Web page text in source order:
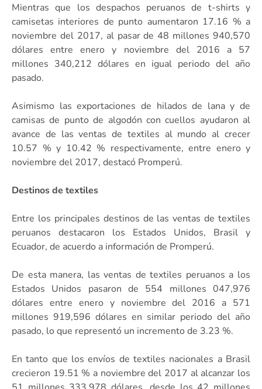
Mientras que los despachos peruanos de t-shirts y
camisetas interiores de punto aumentaron 17.16 % a
noviembre del 2017, al pasar de 48 millones 940,570
dólares entre enero y noviembre del 2016 a 57
millones 340,212 dólares en igual periodo del año
pasado.
Asimismo las exportaciones de hilados de lana y de
camisas de punto de algodón con cuellos ayudaron al
avance de las ventas de textiles al mundo al crecer
10.57 % y 10.42 % respectivamente, entre enero y
noviembre del 2017, destacó Promperú.
Destinos de textiles
Entre los principales destinos de las ventas de textiles
peruanos destacaron los Estados Unidos, Brasil y
Ecuador, de acuerdo a información de Promperú.
De esta manera, las ventas de textiles peruanos a los
Estados Unidos pasaron de 554 millones 047,976
dólares entre enero y noviembre del 2016 a 571
millones 919,596 dólares en similar periodo del año
pasado, lo que representó un incremento de 3.23 %.
En tanto que los envíos de textiles nacionales a Brasil
crecieron 19.51 % a noviembre del 2017 al alcanzar los